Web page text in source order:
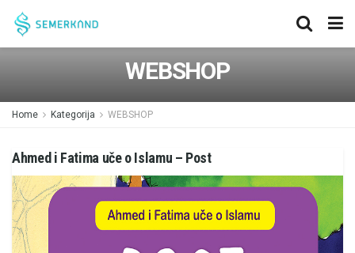
WEBSHOP
Home Kategorija WEBSHOP
Ahmed i Fatima uče o Islamu – Post